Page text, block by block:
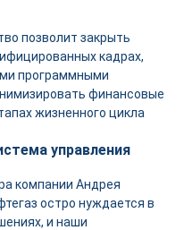
позволит закрыть
кадрах,
программными
финансовые
жизненного цикла
управления
компании Андрея
остро нуждается в
и наши